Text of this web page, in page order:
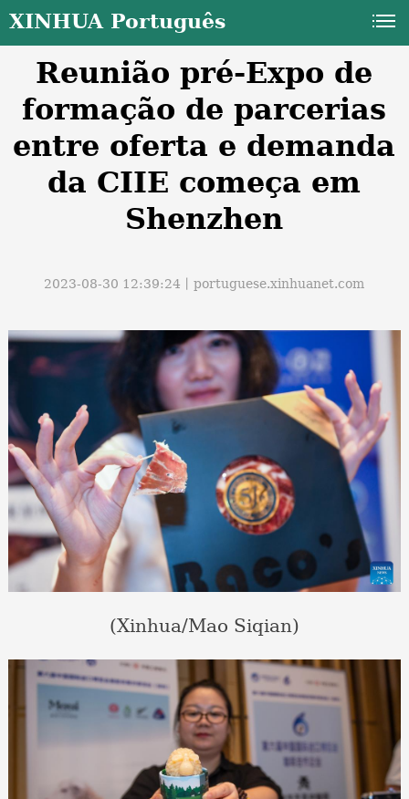
XINHUA Português
Reunião pré-Expo de
formação de parcerias
entre oferta e demanda
da CIIE começa em
Shenzhen
2023-08-30 12:39:24丨portuguese.xinhuanet.com
(Xinhua/Mao Siqian)